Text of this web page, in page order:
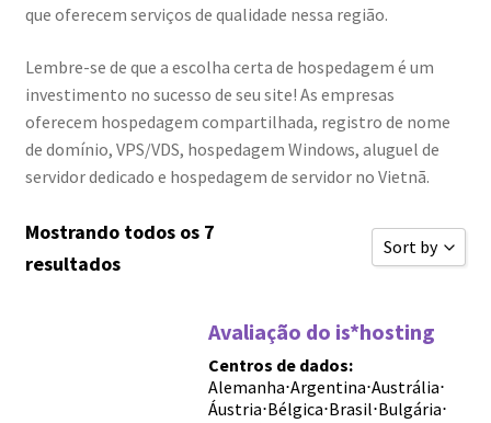
que oferecem serviços de qualidade nessa região.
Lembre-se de que a escolha certa de hospedagem é um
investimento no sucesso de seu site! As empresas
oferecem hospedagem compartilhada, registro de nome
de domínio, VPS/VDS, hospedagem Windows, aluguel de
servidor dedicado e hospedagem de servidor no Vietnã.
Mostrando todos os 7
resultados
Sort by
Ordenar
Ordenar
Ordenar por
Avaliação do is*hosting
Centros de dados:
Alemanha⋅Argentina⋅Austrália⋅
Áustria⋅Bélgica⋅Brasil⋅Bulgária⋅